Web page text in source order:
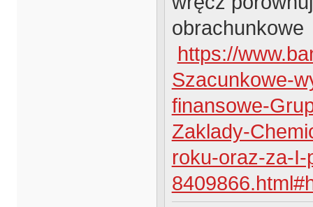
obrachunkowe
https://
Szacunkowe-
finansowe-
Zaklady-
roku-oraz-za-